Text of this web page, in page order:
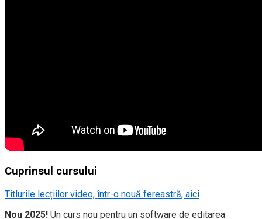
Cuprinsul cursului
Titlurile lecțiilor video, într-o nouă fereastră, aici
Nou 2025! Un curs nou pentru un software de editarea